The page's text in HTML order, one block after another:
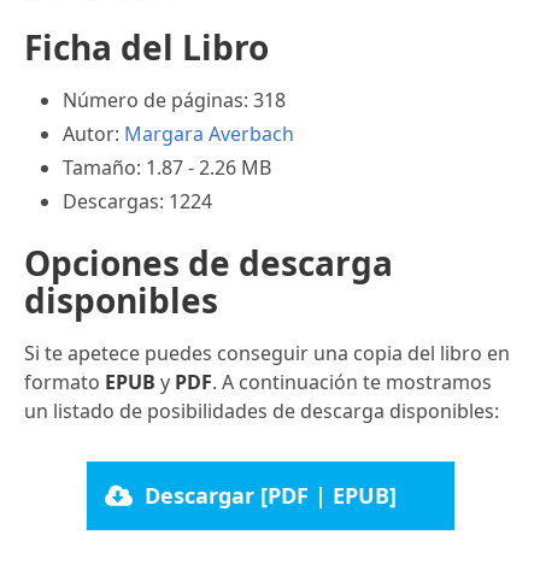
Ficha del Libro
Número de páginas: 318
Autor: Margara Averbach
Tamaño: 1.87 - 2.26 MB
Descargas: 1224
Opciones de descarga
disponibles
Si te apetece puedes conseguir una copia del libro en
formato EPUB y PDF. A continuación te mostramos
un listado de posibilidades de descarga disponibles:
Descargar [PDF | EPUB]